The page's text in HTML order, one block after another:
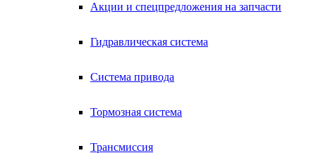
Акции и спецпредложения на запчасти
Гидравлическая система
Система привода
Тормозная система
Трансмиссия